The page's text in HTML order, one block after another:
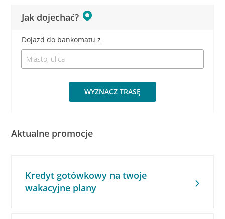
Jak dojechać?
Dojazd do bankomatu z:
WYZNACZ TRASĘ
Aktualne promocje
Kredyt gotówkowy na twoje
wakacyjne plany